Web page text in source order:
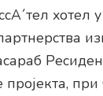
хотел
пројекта,